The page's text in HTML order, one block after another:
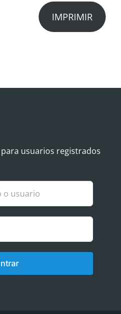
IMPRIMIR
usuarios registrados